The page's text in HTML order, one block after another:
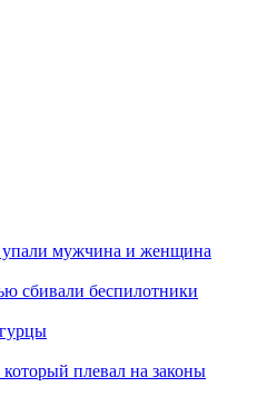
упали мужчина и женщина
сбивали беспилотники
плевал на законы